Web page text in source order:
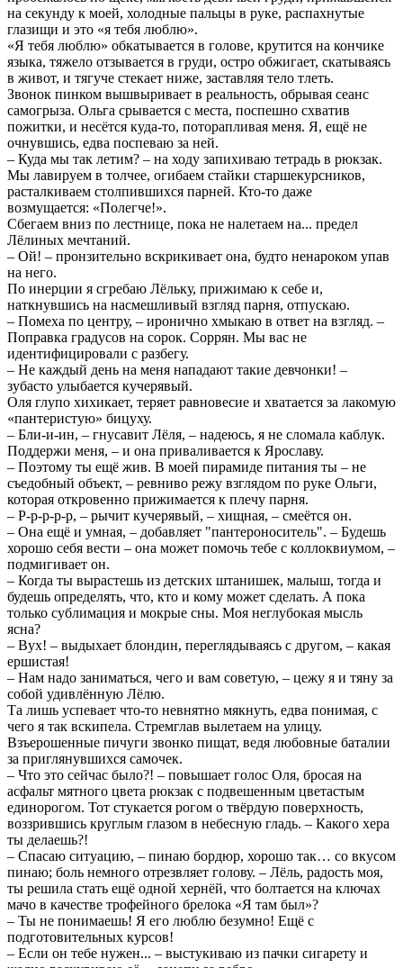
на секунду к моей, холодные пальцы в руке, распахнутые
глазищи и это «я тебя люблю».
«Я тебя люблю» обкатывается в голове, крутится на кончике
языка, тяжело отзывается в груди, остро обжигает, скатываясь
в живот, и тягуче стекает ниже, заставляя тело тлеть.
Звонок пинком вышвыривает в реальность, обрывая сеанс
самогрыза. Ольга срывается с места, поспешно схватив
пожитки, и несётся куда-то, поторапливая меня. Я, ещё не
очнувшись, едва поспеваю за ней.
– Куда мы так летим? – на ходу запихиваю тетрадь в рюкзак.
Мы лавируем в толчее, огибаем стайки старшекурсников,
расталкиваем столпившихся парней. Кто-то даже
возмущается: «Полегче!».
Сбегаем вниз по лестнице, пока не налетаем на... предел
Лёлиных мечтаний.
– Ой! – пронзительно вскрикивает она, будто ненароком упав
на него.
По инерции я сгребаю Лёльку, прижимаю к себе и,
наткнувшись на насмешливый взгляд парня, отпускаю.
– Помеха по центру, – иронично хмыкаю в ответ на взгляд. –
Поправка градусов на сорок. Соррян. Мы вас не
идентифицировали с разбегу.
– Не каждый день на меня нападают такие девчонки! –
зубасто улыбается кучерявый.
Оля глупо хихикает, теряет равновесие и хватается за лакомую
«пантеристую» бицуху.
– Бли-и-ин, – гнусавит Лёля, – надеюсь, я не сломала каблук.
Поддержи меня, – и она приваливается к Ярославу.
– Поэтому ты ещё жив. В моей пирамиде питания ты – не
съедобный объект, – ревниво режу взглядом по руке Ольги,
которая откровенно прижимается к плечу парня.
– Р-р-р-р-р, – рычит кучерявый, – хищная, – смеётся он.
– Она ещё и умная, – добавляет "пантероноситель". – Будешь
хорошо себя вести – она может помочь тебе с коллоквиумом, –
подмигивает он.
– Когда ты вырастешь из детских штанишек, малыш, тогда и
будешь определять, что, кто и кому может сделать. А пока
только сублимация и мокрые сны. Моя неглубокая мысль
ясна?
– Вух! – выдыхает блондин, переглядываясь с другом, – какая
ершистая!
– Нам надо заниматься, чего и вам советую, – цежу я и тяну за
собой удивлённую Лёлю.
Та лишь успевает что-то невнятно мякнуть, едва понимая, с
чего я так вскипела. Стремглав вылетаем на улицу.
Взъерошенные пичуги звонко пищат, ведя любовные баталии
за приглянувшихся самочек.
– Что это сейчас было?! – повышает голос Оля, бросая на
асфальт мятного цвета рюкзак с подвешенным цветастым
единорогом. Тот стукается рогом о твёрдую поверхность,
воззрившись круглым глазом в небесную гладь. – Какого хера
ты делаешь?!
– Спасаю ситуацию, – пинаю бордюр, хорошо так… со вкусом
пинаю; боль немного отрезвляет голову. – Лёль, радость моя,
ты решила стать ещё одной хернёй, что болтается на ключах
мачо в качестве трофейного брелока «Я там был»?
– Ты не понимаешь! Я его люблю безумно! Ещё с
подготовительных курсов!
– Если он тебе нужен... – выстукиваю из пачки сигарету и